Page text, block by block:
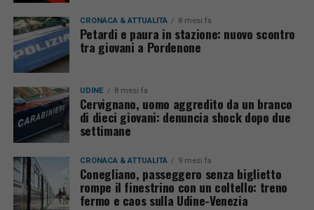
CRONACA & ATTUALITÀ 8 mesi fa
Petardi e paura in stazione: nuovo scontro
tra giovani a Pordenone
UDINE 8 mesi fa
Cervignano, uomo aggredito da un branco
di dieci giovani: denuncia shock dopo due
settimane
CRONACA & ATTUALITÀ 9 mesi fa
Conegliano, passeggero senza biglietto
rompe il finestrino con un coltello: treno
fermo e caos sulla Udine-Venezia